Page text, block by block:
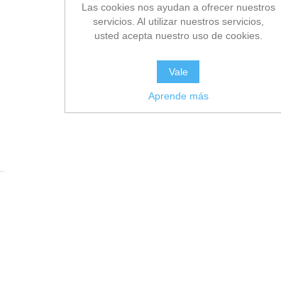
Las cookies nos ayudan a ofrecer nuestros
servicios. Al utilizar nuestros servicios,
usted acepta nuestro uso de cookies.
Vale
Aprende más